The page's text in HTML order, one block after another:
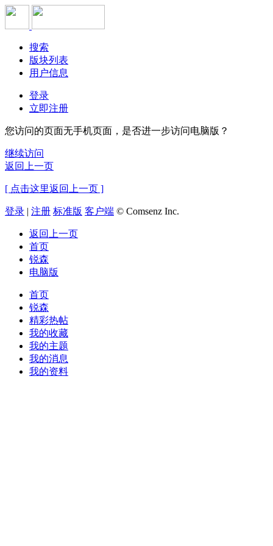
搜索
版块列表
用户信息
登录
立即注册
您访问的页面无手机页面，是否进一步访问电脑版？
继续访问
返回上一页
[ 点击这里返回上一页 ]
登录 | 注册 标准版 客户端 © Comsenz Inc.
返回上一页
首页
锐森
电脑版
首页
锐森
精彩热帖
我的收藏
我的主题
我的消息
我的资料